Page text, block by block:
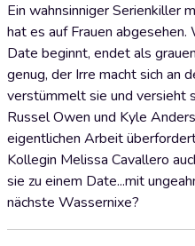
Ein wahnsinniger Serienkiller
hat es auf Frauen
Date beginnt, endet als
genug, der Irre macht sich an
verstümmelt sie und versieht
Russel Owen und Kyle
eigentlichen Arbeit
Kollegin Melissa Cavallero
sie zu einem Date...mit
nächste Wassernixe?